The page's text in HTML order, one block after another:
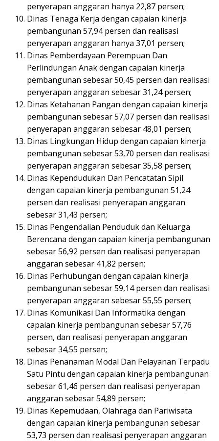
penyerapan anggaran hanya 22,87 persen;
Dinas Tenaga Kerja dengan capaian kinerja
pembangunan 57,94 persen dan realisasi
penyerapan anggaran hanya 37,01 persen;
Dinas Pemberdayaan Perempuan Dan
Perlindungan Anak dengan capaian kinerja
pembangunan sebesar 50,45 persen dan realisasi
penyerapan anggaran sebesar 31,24 persen;
Dinas Ketahanan Pangan dengan capaian kinerja
pembangunan sebesar 57,07 persen dan realisasi
penyerapan anggaran sebesar 48,01 persen;
Dinas Lingkungan Hidup dengan capaian kinerja
pembangunan sebesar 53,70 persen dan realisasi
penyerapan anggaran sebesar 35,58 persen;
Dinas Kependudukan Dan Pencatatan Sipil
dengan capaian kinerja pembangunan 51,24
persen dan realisasi penyerapan anggaran
sebesar 31,43 persen;
Dinas Pengendalian Penduduk dan Keluarga
Berencana dengan capaian kinerja pembangunan
sebesar 56,92 persen dan realisasi penyerapan
anggaran sebesar 41,82 persen;
Dinas Perhubungan dengan capaian kinerja
pembangunan sebesar 59,14 persen dan realisasi
penyerapan anggaran sebesar 55,55 persen;
Dinas Komunikasi Dan Informatika dengan
capaian kinerja pembangunan sebesar 57,76
persen, dan realisasi penyerapan anggaran
sebesar 34,55 persen;
Dinas Penanaman Modal Dan Pelayanan Terpadu
Satu Pintu dengan capaian kinerja pembangunan
sebesar 61,46 persen dan realisasi penyerapan
anggaran sebesar 54,89 persen;
Dinas Kepemudaan, Olahraga dan Pariwisata
dengan capaian kinerja pembangunan sebesar
53,73 persen dan realisasi penyerapan anggaran